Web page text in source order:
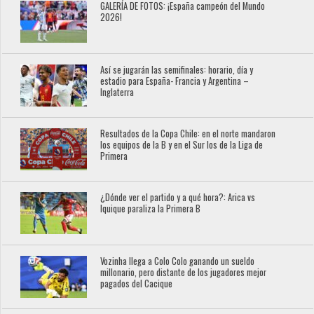
GALERÍA DE FOTOS: ¡España campeón del Mundo
2026!
Así se jugarán las semifinales: horario, día y
estadio para España- Francia y Argentina –
Inglaterra
Resultados de la Copa Chile: en el norte mandaron
los equipos de la B y en el Sur los de la Liga de
Primera
¿Dónde ver el partido y a qué hora?: Arica vs
Iquique paraliza la Primera B
Vozinha llega a Colo Colo ganando un sueldo
millonario, pero distante de los jugadores mejor
pagados del Cacique